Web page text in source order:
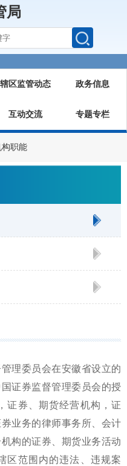
局
辖区监管动态 政务信息
互动交流 专题专栏
构职能
理委员会在安徽省设立的
证券监督管理委员会的授
证券、期货经营机构，证
业务的律师事务所、会计
构的证券、期货业务活动
区范围内的违法、违规案